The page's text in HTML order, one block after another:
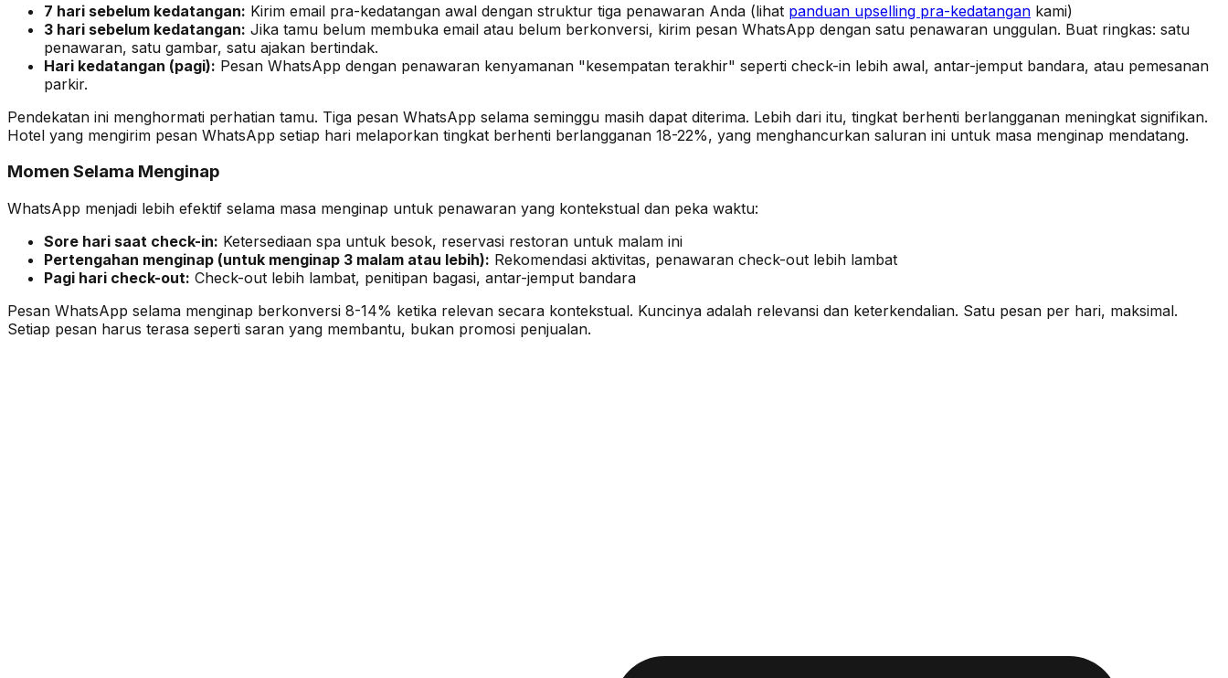
7 hari sebelum kedatangan: Kirim email pra-kedatangan awal dengan struktur tiga penawaran Anda (lihat panduan upselling pra-kedatangan kami)
3 hari sebelum kedatangan: Jika tamu belum membuka email atau belum berkonversi, kirim pesan WhatsApp dengan satu penawaran unggulan. Buat ringkas: satu
penawaran, satu gambar, satu ajakan bertindak.
Hari kedatangan (pagi): Pesan WhatsApp dengan penawaran kenyamanan "kesempatan terakhir" seperti check-in lebih awal, antar-jemput bandara, atau pemesanan
parkir.
Pendekatan ini menghormati perhatian tamu. Tiga pesan WhatsApp selama seminggu masih dapat diterima. Lebih dari itu, tingkat berhenti berlangganan meningkat signifikan.
Hotel yang mengirim pesan WhatsApp setiap hari melaporkan tingkat berhenti berlangganan 18-22%, yang menghancurkan saluran ini untuk masa menginap mendatang.
Momen Selama Menginap
WhatsApp menjadi lebih efektif selama masa menginap untuk penawaran yang kontekstual dan peka waktu:
Sore hari saat check-in: Ketersediaan spa untuk besok, reservasi restoran untuk malam ini
Pertengahan menginap (untuk menginap 3 malam atau lebih): Rekomendasi aktivitas, penawaran check-out lebih lambat
Pagi hari check-out: Check-out lebih lambat, penitipan bagasi, antar-jemput bandara
Pesan WhatsApp selama menginap berkonversi 8-14% ketika relevan secara kontekstual. Kuncinya adalah relevansi dan keterkendalian. Satu pesan per hari, maksimal.
Setiap pesan harus terasa seperti saran yang membantu, bukan promosi penjualan.